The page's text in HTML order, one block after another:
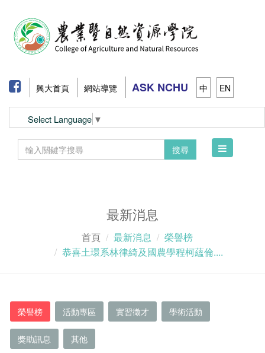
興大首頁 網站導覽 ASK NCHU 中 EN
Select Language ▼
搜尋
Toggle
最新消息
首頁 最新消息
榮譽榜
恭喜土環系林律綺及國農學程柯蘊倫....
榮譽榜 活動專區 實習徵才 學術活動
獎助訊息 其他